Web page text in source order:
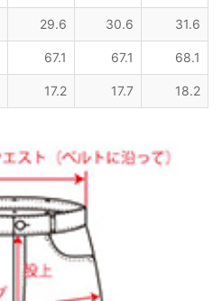
29.6 30.6 31.6
67.1 67.1 68.1
17.2 17.7 18.2